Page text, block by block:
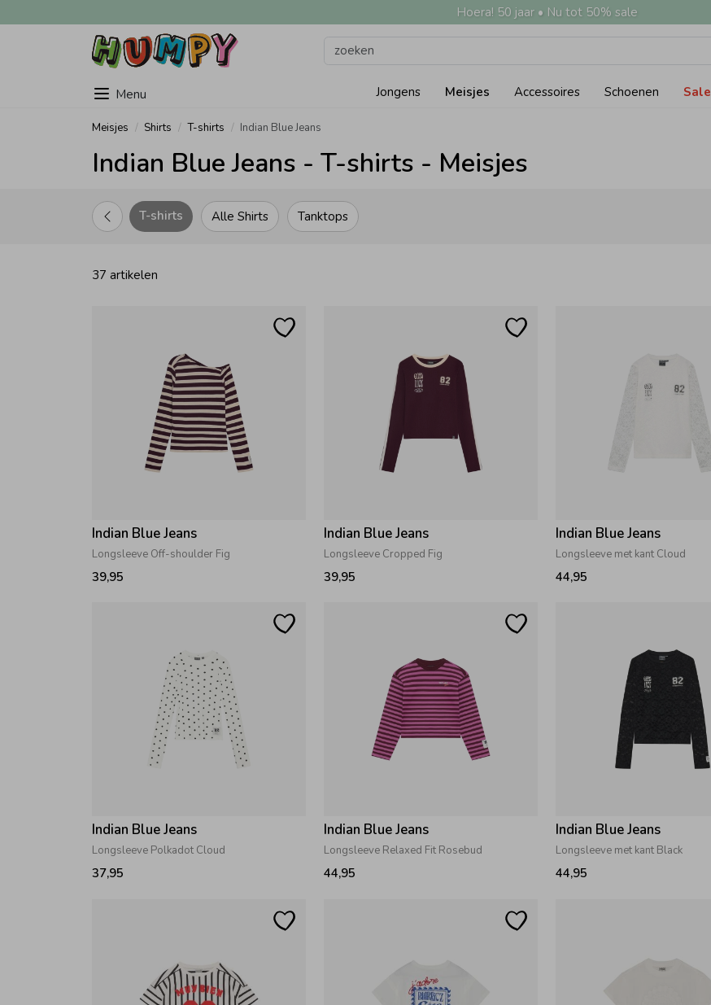
Hoera! 50 jaar • Nu tot 50% sale
Menu Jongens Meisjes Accessoires Schoenen Sale
Meisjes Shirts T-shirts Indian Blue Jeans
Indian Blue Jeans - T-shirts - Meisjes
Alle Shirts
T-shirts Tanktops
37 artikelen
Indian Blue Jeans
Longsleeve Off-shoulder Fig
39,95
Indian Blue Jeans
Longsleeve Cropped Fig
39,95
Indian Blue Jeans
Longsleeve met kant Cloud
44,95
Indian Blue Jeans
Longsleeve Polkadot Cloud
37,95
Indian Blue Jeans
Longsleeve Relaxed Fit Rosebud
44,95
Indian Blue Jeans
Longsleeve met kant Black
44,95